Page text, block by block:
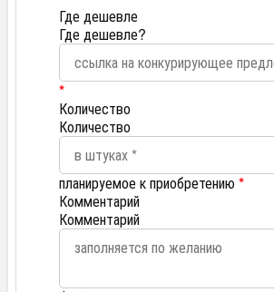
Где дешевле
Где дешевле?
*
Количество
Количество
планируемое к приобретению *
Комментарий
Комментарий